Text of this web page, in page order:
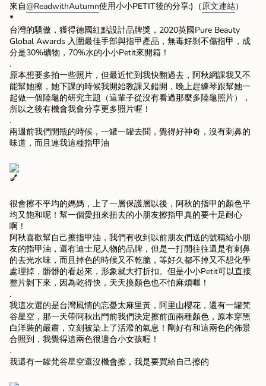
來自@ReadwithAutumn使用小小PETIT後的分享:) （原文連結）
*
台灣的驕傲，獲得德國紅點設計品牌獎，2020英國Pure Beauty
Global Awards 入圍最佳手部與指甲產品，無毒好剝不傷指甲，成
分是30%礦物，70%水的小小Petit來開箱！
.
原本想要多拍一些照片，但最近忙到我快翻過去，阿秋網課我又不
能幫她擦，她下課的時候我開始教課又錯開，晚上趕練琴跟幫她一
起做一個陸龜的研究主題（這輩子從沒有看過那麼多陸龜照片），
所以之後有機會我會分享更多照片喔！
.
兩週前我們開瓶的時候，一罐一罐去聞，覺得好神奇，沒有刺鼻的
味道，而且連我這種指甲油
很會擦不平均的媽媽，上了一層保護層以後，阿秋的指甲的顏色平
均又飽和呢！幫一個愛扭來扭去的小朋友擦指甲真的要十足耐心
啊！
阿秋喜歡幫自己擦指甲油，我們有收到以前朋友們送的號稱給小朋
友的指甲油，還有迪士尼人物的品牌，但是一打開往往還是有刺鼻
的去光水味，而且掉色的時候又不乾脆，等好久都不掉又不想化學
處理掉，髒髒的看起來，形象就大打折扣。但是小小Petit可以直接
整片剝下來，因為乾得快，天天換顏色也不怕麻煩喔！
.
我這次選的是台灣風情的忘憂太麻里黃，阿里山櫻花，還有一罐梵
谷星空，那一天帶阿秋出門前我們決定擦前面兩種顏色，原本穿黑
白洋裝的嚴肅，立刻被染上了活潑的氣息！剛好有和這兩色的佈景
合照到，我覺得這兩色很適合小女孩喔！
.
我還有一罐梵谷星空還沒機會擦，我是要買給自己擦的